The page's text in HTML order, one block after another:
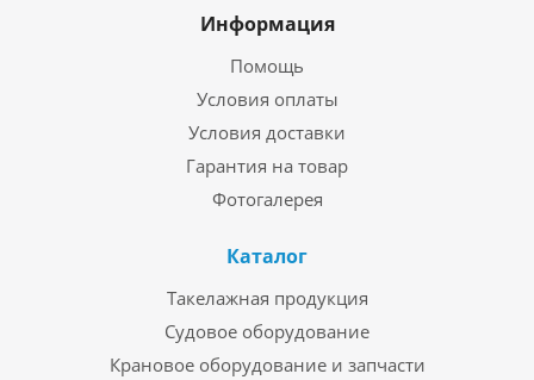
Информация
Помощь
Условия оплаты
Условия доставки
Гарантия на товар
Фотогалерея
Каталог
Такелажная продукция
Судовое оборудование
Крановое оборудование и запчасти